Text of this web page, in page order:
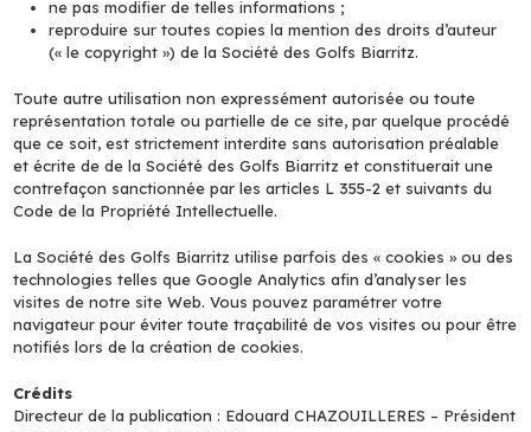
ne pas modifier de telles informations ;
reproduire sur toutes copies la mention des droits d’auteur
(« le copyright ») de la Société des Golfs Biarritz.
Toute autre utilisation non expressément autorisée ou toute
représentation totale ou partielle de ce site, par quelque procédé
que ce soit, est strictement interdite sans autorisation préalable
et écrite de de la Société des Golfs Biarritz et constituerait une
contrefaçon sanctionnée par les articles L 355-2 et suivants du
Code de la Propriété Intellectuelle.
La Société des Golfs Biarritz utilise parfois des « cookies » ou des
technologies telles que Google Analytics afin d’analyser les
visites de notre site Web. Vous pouvez paramétrer votre
navigateur pour éviter toute traçabilité de vos visites ou pour être
notifiés lors de la création de cookies.
Crédits
Directeur de la publication : Edouard CHAZOUILLERES – Président